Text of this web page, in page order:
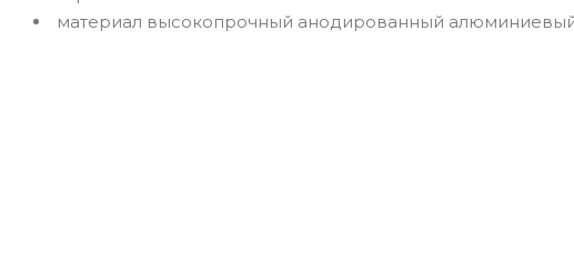
материал высокопрочный анодированный